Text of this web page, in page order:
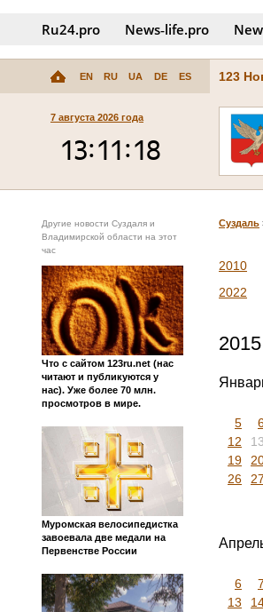
Ru24.pro News‑life.pro
EN RU UA DE ES 123
7 августа 2026 года
Другие новости Суздаля и
Владимирской области на этот
час
Что с сайтом 123ru.net (нас
читают и публикуются у
нас). Уже более 70 млн.
просмотров в мире.
Муромская велосипедистка
завоевала две медали на
Первенстве России
Суздаль
2010
2022
2015
5
12
13
19
26
27
6
7
13